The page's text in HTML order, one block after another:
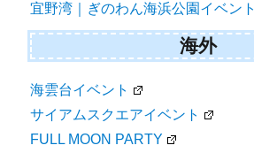
宜野湾｜ぎのわん海浜公園イベント
海外
海雲台イベント
サイアムスクエアイベント
FULL MOON PARTY